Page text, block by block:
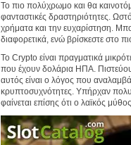
Το πιο πολύχρωμο και θα
φανταστικές δραστηριότητες.
χρήματα και την ευχαρίστηση.
διαφορετικά, ενώ βρίσκεστε στο
Το Crypto είναι πραγματικά
που έχουν δολάρια ΗΠΑ.
αυτός είναι ο λόγος που
κρυπτοσυχνότητες. Υπήρχαν
φαίνεται επίσης ότι ο λαϊκός